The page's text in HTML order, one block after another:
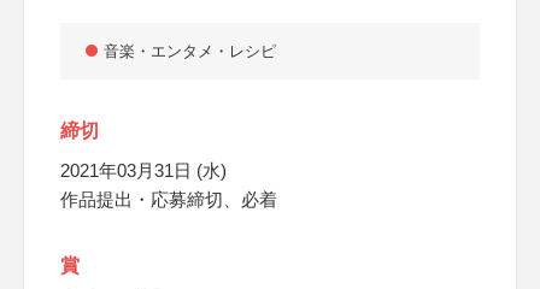
音楽・エンタメ・レシピ
締切
2021年03月31日 (水)
作品提出・応募締切、必着
賞